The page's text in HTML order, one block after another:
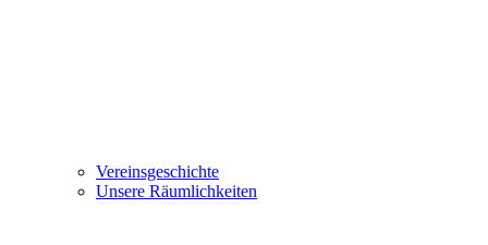
Vereinsgeschichte
Unsere Räumlichkeiten